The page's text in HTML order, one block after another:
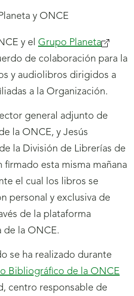
y el Grupo Planeta
de colaboración para la
y audiolibros dirigidos a
a la Organización.
general adjunto de
la ONCE, y Jesús
la División de Librerías de
firmado esta misma mañana
el cual los libros se
personal y exclusiva de
de la plataforma
la ONCE.
se ha realizado durante
Bibliográfico de la ONCE
centro responsable de